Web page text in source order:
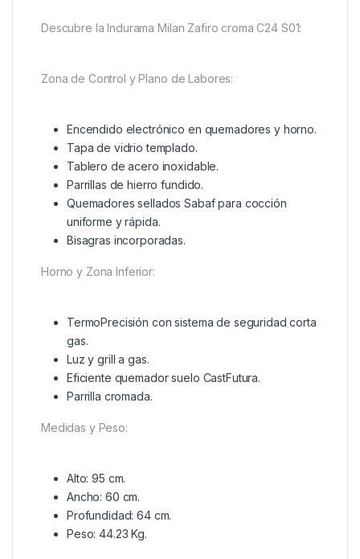
Descubre la Indurama Milan Zafiro croma C24 S01:
Zona de Control y Plano de Labores:
Encendido electrónico en quemadores y horno.
Tapa de vidrio templado.
Tablero de acero inoxidable.
Parrillas de hierro fundido.
Quemadores sellados Sabaf para cocción
uniforme y rápida.
Bisagras incorporadas.
Horno y Zona Inferior:
TermoPrecisión con sistema de seguridad corta
gas.
Luz y grill a gas.
Eficiente quemador suelo CastFutura.
Parrilla cromada.
Medidas y Peso:
Alto: 95 cm.
Ancho: 60 cm.
Profundidad: 64 cm.
Peso: 44.23 Kg.